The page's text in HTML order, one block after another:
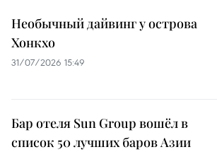
Необычный дайвинг у острова
Хонкхо
31/07/2026 15:49
Бар отеля Sun Group вошёл в
список 50 лучших баров Азии